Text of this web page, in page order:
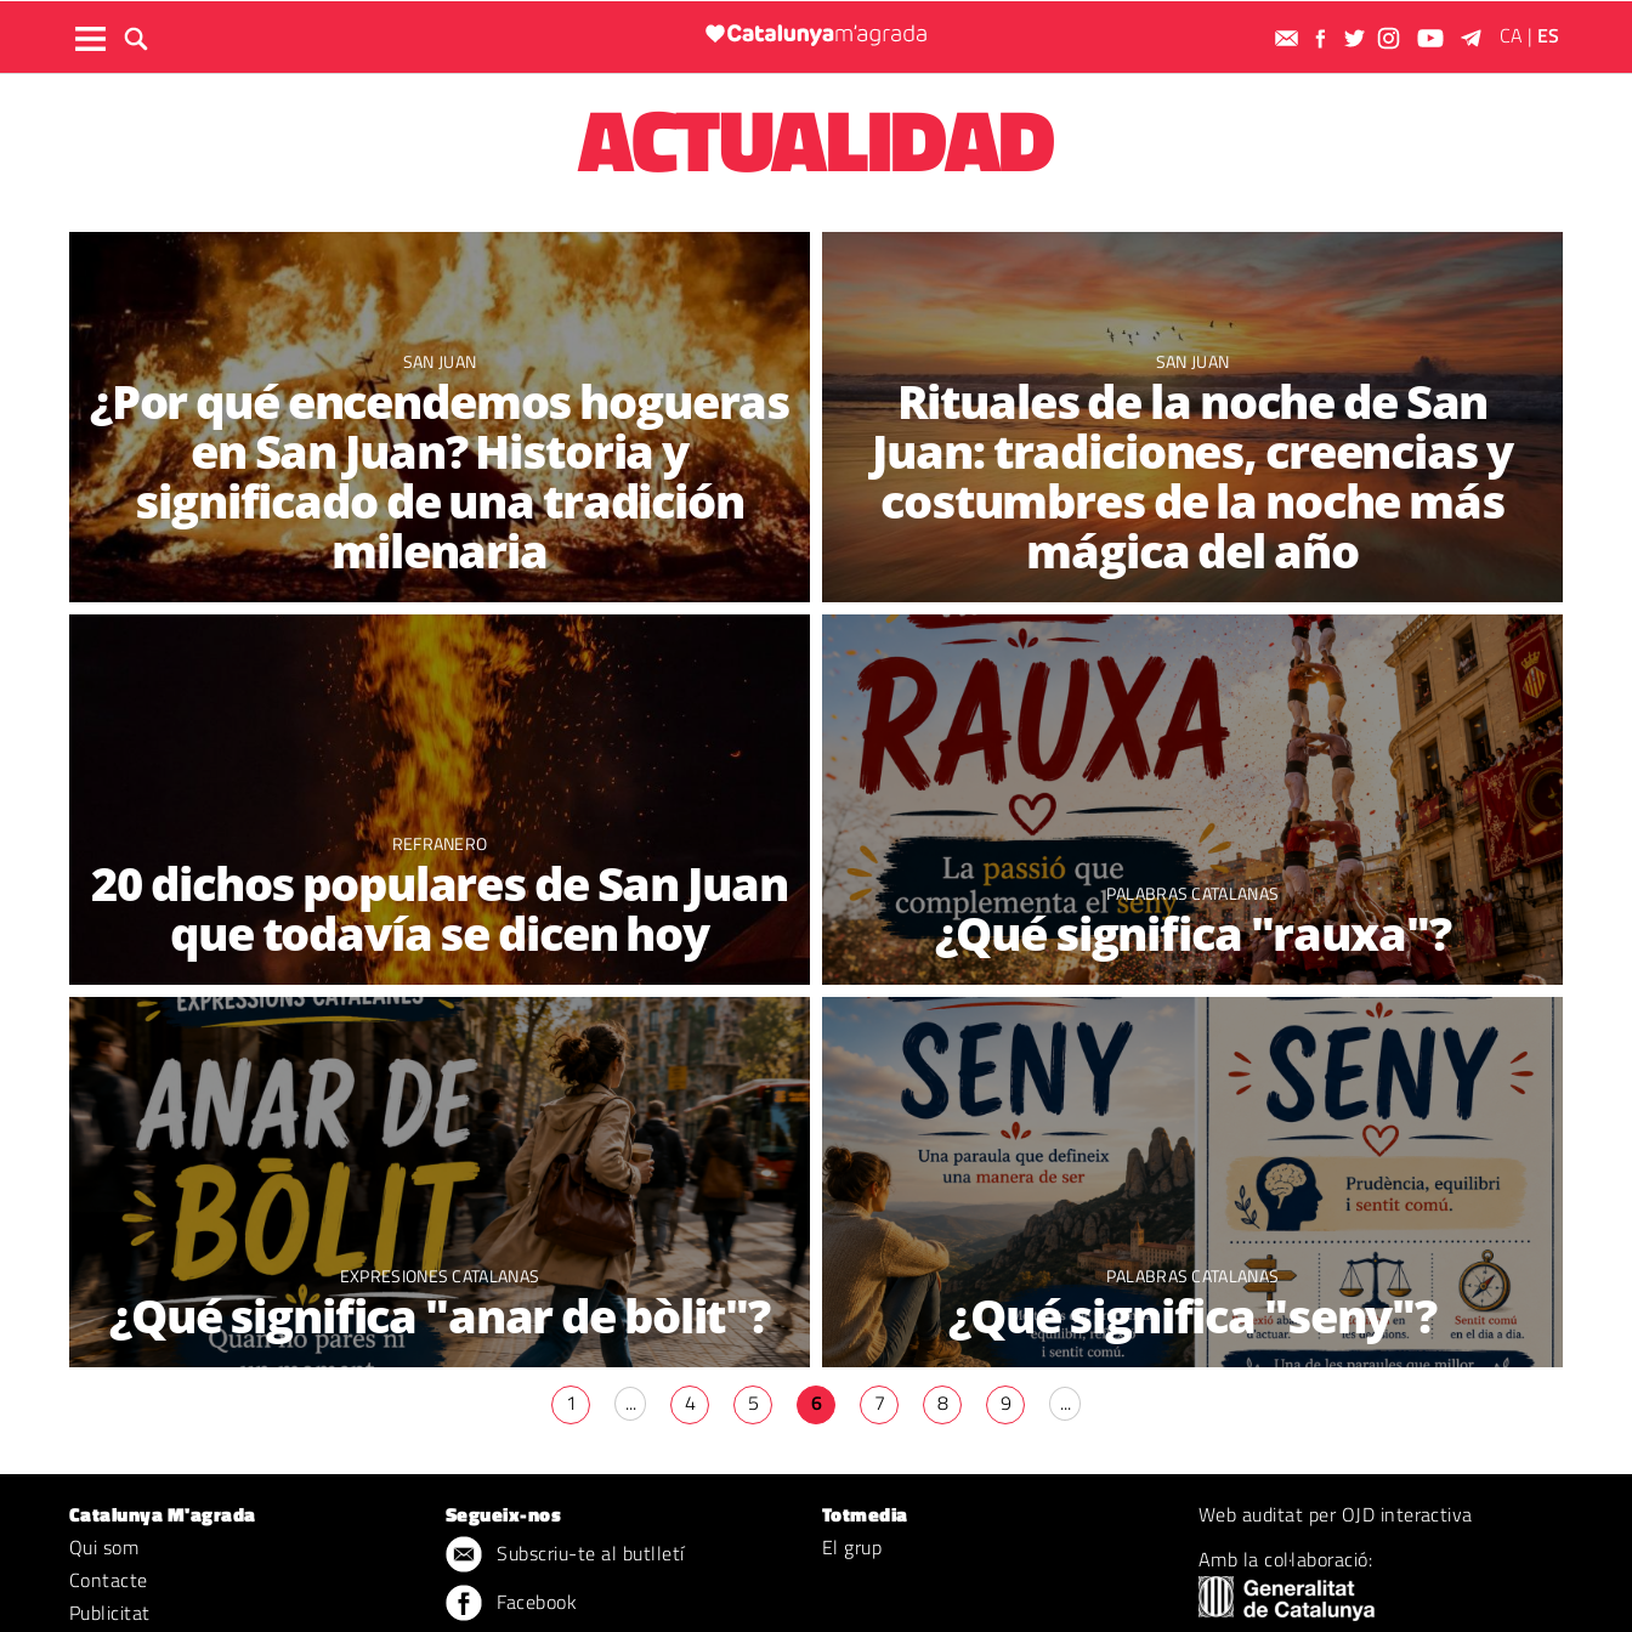
CA | ES
ACTUALIDAD
SAN JUAN
¿Por qué encendemos hogueras
en San Juan? Historia y
significado de una tradición
milenaria
SAN JUAN
Rituales de la noche de San
Juan: tradiciones, creencias y
costumbres de la noche más
mágica del año
REFRANERO
20 dichos populares de San Juan
que todavía se dicen hoy
PALABRAS CATALANAS
¿Qué significa "rauxa"?
EXPRESIONES CATALANAS
¿Qué significa "anar de bòlit"?
PALABRAS CATALANAS
¿Qué significa "seny"?
1 ... 4 5 6 7 8 9 ...
Catalunya M'agrada
Qui som
Contacte
Publicitat
Segueix-nos
Subscriu-te al butlletí
Facebook
Totmedia
El grup
Web auditat per OJD interactiva
Amb la col·laboració: